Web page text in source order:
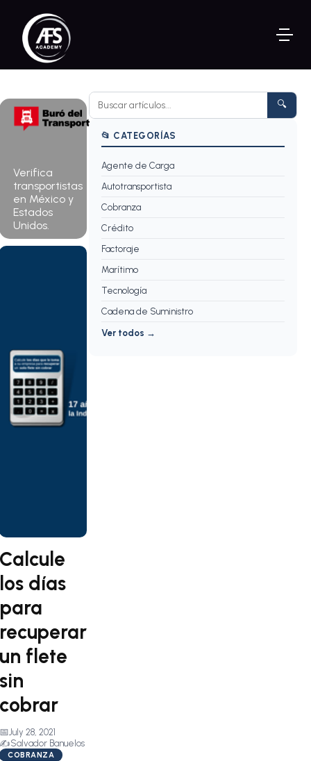
📅July 28, 2021
✍️Salvador Banuelos
COBRANZA
Verifica
transportistas
en México y
Estados
Unidos.
Calcule
los días
para
recuperar
un flete
sin
cobrar
🔍
📂 CATEGORÍAS
Agente de Carga
Autotransportista
Cobranza
Crédito
Factoraje
Marítimo
Tecnología
Cadena de Suministro
Ver todos →